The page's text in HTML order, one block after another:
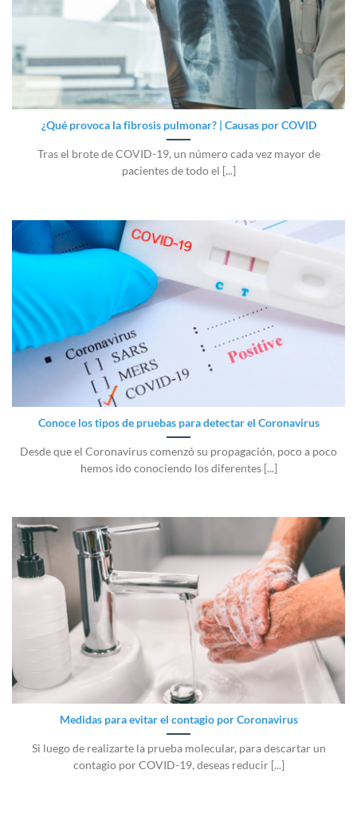
¿Qué provoca la fibrosis pulmonar? | Causas por COVID
Tras el brote de COVID-19, un número cada vez mayor de
pacientes de todo el [...]
Conoce los tipos de pruebas para detectar el Coronavirus
Desde que el Coronavirus comenzó su propagación, poco a poco
hemos ido conociendo los diferentes [...]
Medidas para evitar el contagio por Coronavirus
Si luego de realizarte la prueba molecular, para descartar un
contagio por COVID-19, deseas reducir [...]